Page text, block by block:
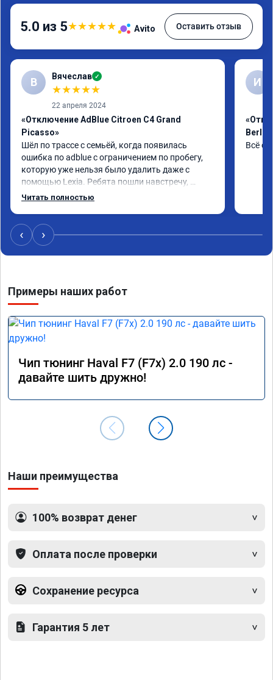
5.0 из 5★★★★★ Avito Оставить отзыв
В Вячеслав ✓
★★★★★
22 апреля 2024
«Отключение AdBlue Citroen C4 Grand
Picasso»
Шёл по трассе с семьёй, когда появилась
ошибка по adblue с ограничением по пробегу,
которую уже нельзя было удалить даже с
помощью Lexia. Ребята пошли навстречу,
оперативно приняли и за час отшили как
Читать полностью
И
Всё
‹ ›
Примеры наших работ
Чип тюнинг Haval F7 (F7x) 2.0 190 лс -
давайте шить дружно!
Наши преимущества
100% возврат денег
Оплата после проверки
Сохранение ресурса
Гарантия 5 лет